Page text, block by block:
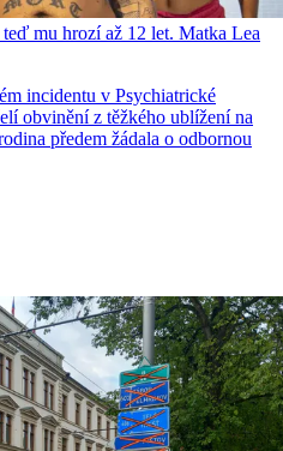
mu hrozí až 12 let. Matka Lea
incidentu v Psychiatrické
obvinění z těžkého ublížení na
předem žádala o odbornou